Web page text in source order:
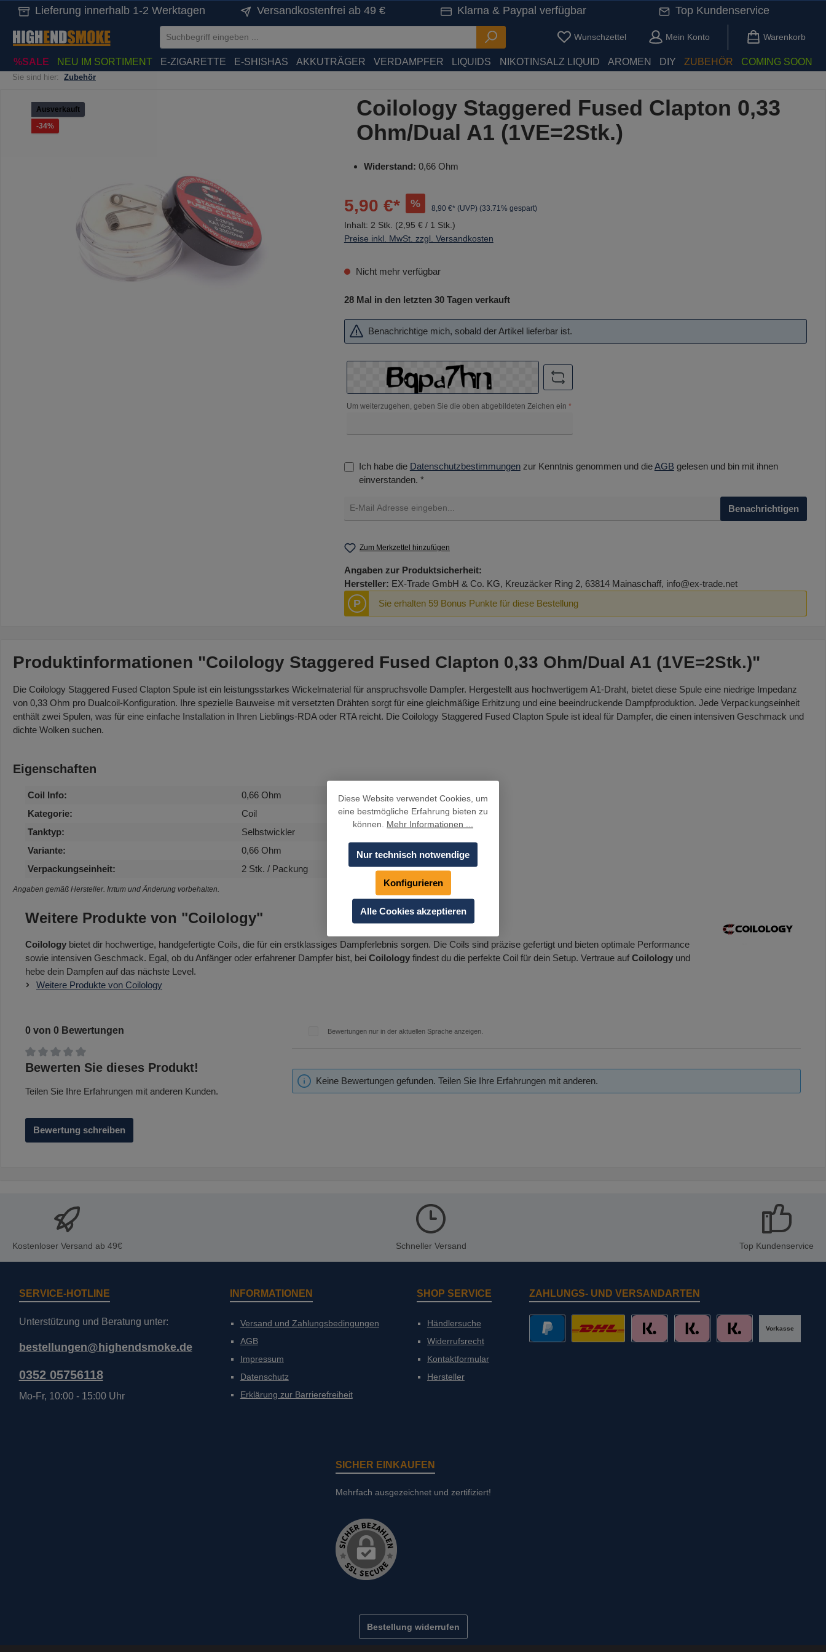
Zur Hauptnavigation springen
Lieferung innerhalb 1-2 Werktagen Versandkostenfrei ab 49 € Klarna & Paypal verfügbar Top Kundenservice
Wunschzettel Du hast 0 Produkte auf dem Merkzettel
Mein Konto Warenkorb
%SALE NEU IM SORTIMENT E-ZIGARETTE E-SHISHAS AKKUTRÄGER VERDAMPFER LIQUIDS NIKOTINSALZ LIQUID AROMEN DIY ZUBEHÖR COMING SOON
Sie sind hier: Zubehör
Bildergalerie überspringen
Ausverkauft
-34%Rabatt
Coilology Staggered Fused Clapton 0,33
Ohm/Dual A1 (1VE=2Stk.)
Widerstand: 0,66 Ohm
5,90 €* % 8,90 €* (UVP) (33.71% gespart)
Inhalt: 2 Stk. (2,95 € / 1 Stk.)
Preise inkl. MwSt. zzgl. Versandkosten
Nicht mehr verfügbar
28 Mal in den letzten 30 Tagen verkauft
Benachrichtige mich, sobald der Artikel lieferbar ist.
Um weiterzugehen, geben Sie die oben abgebildeten Zeichen ein *
Ich habe die Datenschutzbestimmungenzur Kenntnis genommen und dieAGB gelesen und bin mit ihnen
einverstanden. *
Benachrichtigen
Zum Merkzettel hinzufügen
Angaben zur Produktsicherheit:
Hersteller: EX-Trade GmbH & Co. KG, Kreuzäcker Ring 2, 63814 Mainaschaff, info@ex-trade.net
P Sie erhalten 59 Bonus Punkte für diese Bestellung
Produktinformationen "Coilology Staggered Fused Clapton 0,33 Ohm/Dual A1 (1VE=2Stk.)"
Die Coilology Staggered Fused Clapton Spule ist ein leistungsstarkes Wickelmaterial für anspruchsvolle Dampfer. Hergestellt aus hochwertigem A1-Draht, bietet diese Spule eine niedrige Impedanz
von 0,33 Ohm pro Dualcoil-Konfiguration. Ihre spezielle Bauweise mit versetzten Drähten sorgt für eine gleichmäßige Erhitzung und eine beeindruckende Dampfproduktion. Jede Verpackungseinheit
enthält zwei Spulen, was für eine einfache Installation in Ihren Lieblings-RDA oder RTA reicht. Die Coilology Staggered Fused Clapton Spule ist ideal für Dampfer, die einen intensiven Geschmack und
dichte Wolken suchen.
Eigenschaften
Coil Info:
0,66 Ohm
Kategorie:
Coil
Tanktyp:
Selbstwickler
Variante:
0,66 Ohm
Verpackungseinheit:
2 Stk. / Packung
Angaben gemäß Hersteller. Irrtum und Änderung vorbehalten.
Weitere Produkte von "Coilology"
Coilology bietet dir hochwertige, handgefertigte Coils, die für ein erstklassiges Dampferlebnis sorgen. Die Coils sind präzise gefertigt und bieten optimale Performance
sowie intensiven Geschmack. Egal, ob du Anfänger oder erfahrener Dampfer bist, bei Coilology findest du die perfekte Coil für dein Setup. Vertraue auf Coilology und
hebe dein Dampfen auf das nächste Level.
Weitere Produkte von Coilology
0 von 0 Bewertungen
Durchschnittliche Bewertung von 0 von 5 Sternen
Bewerten Sie dieses Produkt!
Teilen Sie Ihre Erfahrungen mit anderen Kunden.
Bewertung schreiben
Bewertungen nur in der aktuellen Sprache anzeigen.
Keine Bewertungen gefunden. Teilen Sie Ihre Erfahrungen mit anderen.
Kostenloser Versand ab 49€ Schneller Versand Top Kundenservice
SERVICE-HOTLINE
Unterstützung und Beratung unter:
bestellungen@highendsmoke.de
0352 05756118
Mo-Fr, 10:00 - 15:00 Uhr
INFORMATIONEN
Versand und Zahlungsbedingungen
AGB
Impressum
Datenschutz
Erklärung zur Barrierefreiheit
SHOP SERVICE
Händlersuche
Widerrufsrecht
Kontaktformular
Hersteller
ZAHLUNGS- UND VERSANDARTEN
Vorkasse
SICHER EINKAUFEN
Mehrfach ausgezeichnet und zertifiziert!
Bestellung widerrufen
Diese Website verwendet Cookies, um
eine bestmögliche Erfahrung bieten zu
können. Mehr Informationen ...
Nur technisch notwendige
Konfigurieren
Alle Cookies akzeptieren